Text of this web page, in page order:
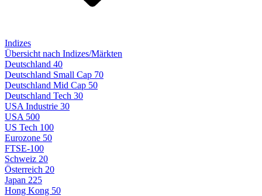
Indizes
Übersicht nach Indizes/Märkten
Deutschland 40
Deutschland Small Cap 70
Deutschland Mid Cap 50
Deutschland Tech 30
USA Industrie 30
USA 500
US Tech 100
Eurozone 50
FTSE-100
Schweiz 20
Österreich 20
Japan 225
Hong Kong 50